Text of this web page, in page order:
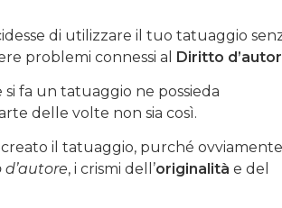
di utilizzare il tuo tatuaggio
problemi connessi al Diritto
si fa un tatuaggio ne possieda
delle volte non sia così.
il tatuaggio, purché
, i crismi dell’originalità e del